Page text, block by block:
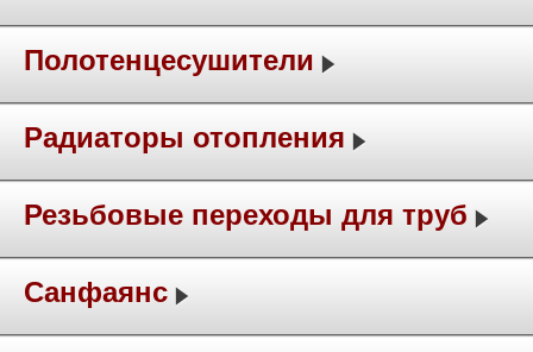
Полотенцесушители
Радиаторы отопления
Резьбовые переходы для труб
Санфаянс